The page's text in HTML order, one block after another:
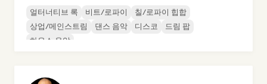
얼터너티브 록 비트/로파이
칠/로파이 힙합
상업/메인스트림
댄스 음악 디스코
드림 팝
하우스 음악